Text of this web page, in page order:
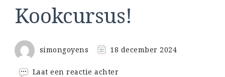
Kookcursus!
simongoyens 18 december 2024
Laat een reactie achter